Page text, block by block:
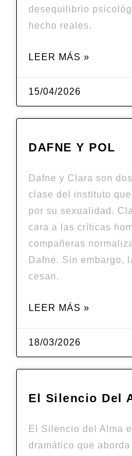
desequilibrio
hecho reales.
LEER MÁS »
15/04/2026
DAFNE Y POL
Dafne y Clara son
clase del instituto
por su sexualidad.
cara a las críticas
compañeras
Dafne. Sin embargo,
cesan.
LEER MÁS »
18/03/2026
El Silencio Del
El Silencio del Alma
dramático que